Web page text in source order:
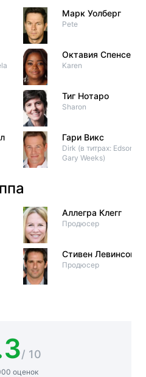
Марк Уолберг
Pete
Октавия Спенсер
Karen
Тиг Нотаро
Sharon
Гари Викс
Dirk (в титрах: Edson
Gary Weeks)
Аллегра Клегг
Продюсер
Стивен Левинсон
Продюсер
/ 10
оценок